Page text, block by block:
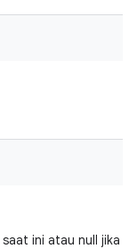
ini atau null jika